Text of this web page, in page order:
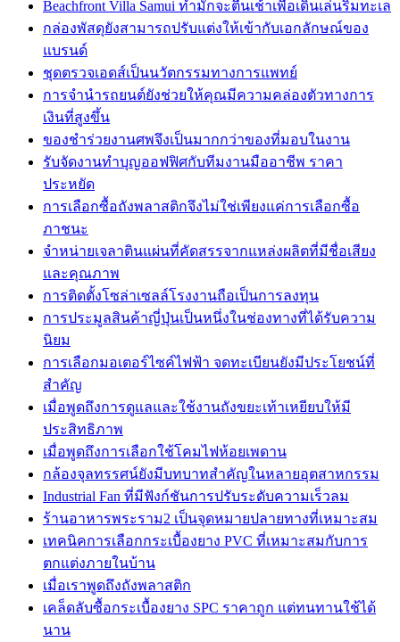
Beachfront Villa Samui ทำมักจะตื่นเช้าเพื่อเดินเล่นริมทะเล
กล่องพัสดุยังสามารถปรับแต่งให้เข้ากับเอกลักษณ์ของ
แบรนด์
ชุดตรวจเอดส์เป็นนวัตกรรมทางการแพทย์
การจำนำรถยนต์ยังช่วยให้คุณมีความคล่องตัวทางการ
เงินที่สูงขึ้น
ของชำร่วยงานศพจึงเป็นมากกว่าของที่มอบในงาน
รับจัดงานทำบุญออฟฟิศกับทีมงานมืออาชีพ ราคา
ประหยัด
การเลือกซื้อถังพลาสติกจึงไม่ใช่เพียงแค่การเลือกซื้อ
ภาชนะ
จำหน่ายเจลาตินแผ่นที่คัดสรรจากแหล่งผลิตที่มีชื่อเสียง
และคุณภาพ
การติดตั้งโซล่าเซลล์โรงงานถือเป็นการลงทุน
การประมูลสินค้าญี่ปุ่นเป็นหนึ่งในช่องทางที่ได้รับความ
นิยม
การเลือกมอเตอร์ไซค์ไฟฟ้า จดทะเบียนยังมีประโยชน์ที่
สำคัญ
เมื่อพูดถึงการดูแลและใช้งานถังขยะเท้าเหยียบให้มี
ประสิทธิภาพ
เมื่อพูดถึงการเลือกใช้โคมไฟห้อยเพดาน
กล้องจุลทรรศน์ยังมีบทบาทสำคัญในหลายอุตสาหกรรม
Industrial Fan ที่มีฟังก์ชันการปรับระดับความเร็วลม
ร้านอาหารพระราม2 เป็นจุดหมายปลายทางที่เหมาะสม
เทคนิคการเลือกกระเบื้องยาง PVC ที่เหมาะสมกับการ
ตกแต่งภายในบ้าน
เมื่อเราพูดถึงถังพลาสติก
เคล็ดลับซื้อกระเบื้องยาง SPC ราคาถูก แต่ทนทานใช้ได้
นาน